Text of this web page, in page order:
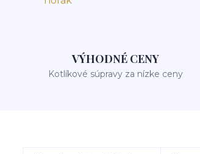
VÝHODNÉ CENY
Kotlíkové súpravy za nízke ceny